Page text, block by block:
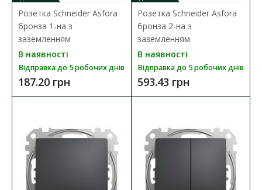
ДО КОШИКА
В порівняння
В закладки
Розетка Schneider Asfora
бронза 1-на з
заземленням
В наявності
Відправка до 5 робочих днів
187.20 грн
Розетка Schneider Asfora
бронза 2-на з
заземленням
В наявності
Відправка до 5 робочих днів
593.43 грн